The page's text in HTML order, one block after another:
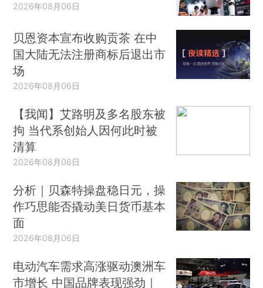
2026年08月06日
贝恩资本宣布收购贡茶 在中
国大陆无法注册商标后退出市
场
2026年08月06日
【我闻】艾路明及多名股东被
拘 当代系创始人因何此时被
清算
2026年08月06日
分析｜贝森特操盘稳日元，操
作巧思能否撬动美日货币基本
面
2026年08月06日
电动汽车需求高涨驱动澳洲车
市增长 中国品牌表现强劲｜